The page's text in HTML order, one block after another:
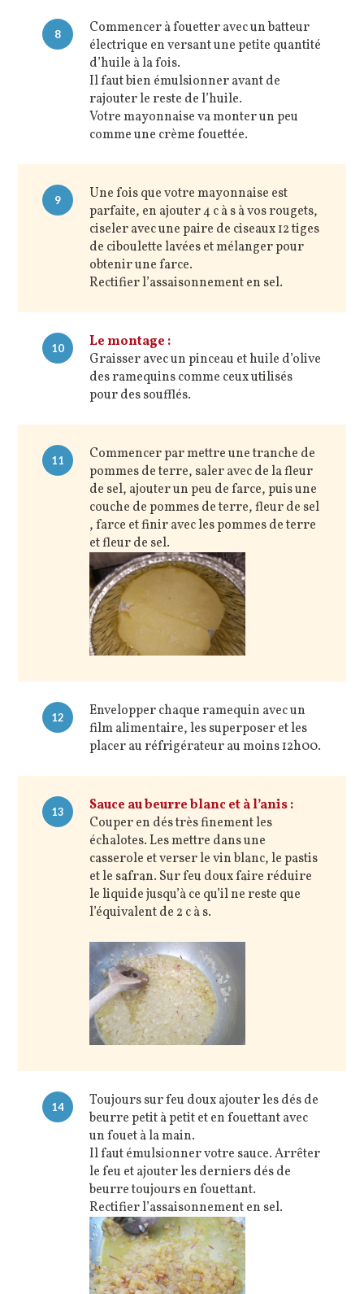
8
Commencer à fouetter avec un batteur
électrique en versant une petite quantité
d’huile à la fois.
Il faut bien émulsionner avant de
rajouter le reste de l’huile.
Votre mayonnaise va monter un peu
comme une crème fouettée.
9
Une fois que votre mayonnaise est
parfaite, en ajouter 4 c à s à vos rougets,
ciseler avec une paire de ciseaux 12 tiges
de ciboulette lavées et mélanger pour
obtenir une farce.
Rectifier l’assaisonnement en sel.
10
Le montage :
Graisser avec un pinceau et huile d’olive
des ramequins comme ceux utilisés
pour des soufflés.
11
Commencer par mettre une tranche de
pommes de terre, saler avec de la fleur
de sel, ajouter un peu de farce, puis une
couche de pommes de terre, fleur de sel
, farce et finir avec les pommes de terre
et fleur de sel.
12
Envelopper chaque ramequin avec un
film alimentaire, les superposer et les
placer au réfrigérateur au moins 12h00.
13
Sauce au beurre blanc et à l’anis :
Couper en dés très finement les
échalotes. Les mettre dans une
casserole et verser le vin blanc, le pastis
et le safran. Sur feu doux faire réduire
le liquide jusqu’à ce qu’il ne reste que
l’équivalent de 2 c à s.
14
Toujours sur feu doux ajouter les dés de
beurre petit à petit et en fouettant avec
un fouet à la main.
Il faut émulsionner votre sauce. Arrêter
le feu et ajouter les derniers dés de
beurre toujours en fouettant.
Rectifier l’assaisonnement en sel.